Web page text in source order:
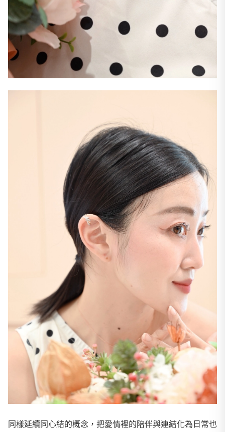
同樣延續同心結的概念，把愛情裡的陪伴與連結化為日常也